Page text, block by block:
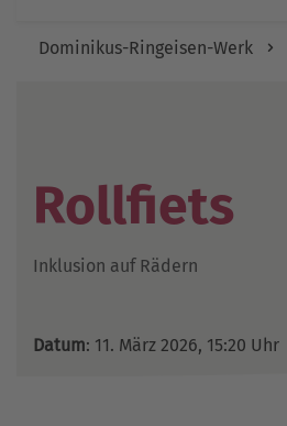
Dominikus-Ringeisen-Werk
Rollfiets
Inklusion auf Rädern
Datum: 11. März 2026, 15:20 Uhr